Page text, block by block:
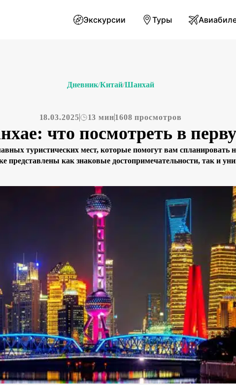
Экскурсии Туры
Дневник/Китай/Шанхай
18.03.2025 13 мин1608 просмотров
что посмотреть в
туристических мест, которые помогут вам спланировать
представлены как знаковые достопримечательности, так и